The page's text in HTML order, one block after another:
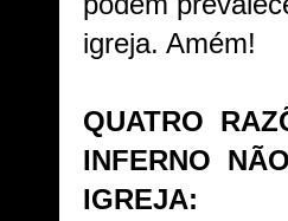
igreja. Amém!
QUATRO
INFERNO
IGREJA: